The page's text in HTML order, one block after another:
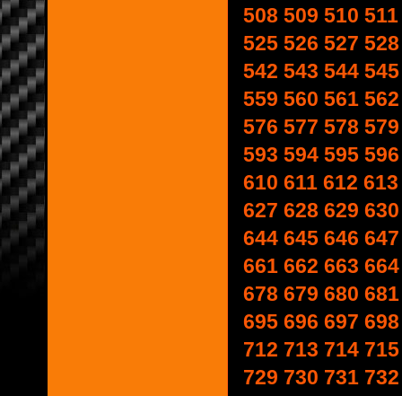
508 509 510 511
525 526 527 528
542 543 544 545
559 560 561 562
576 577 578 579
593 594 595 596
610 611 612 613
627 628 629 630
644 645 646 647
661 662 663 664
678 679 680 681
695 696 697 698
712 713 714 715
729 730 731 732